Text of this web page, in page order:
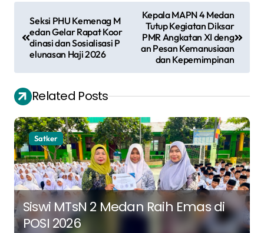
a
i
g
a
s
i
p
o
s
Seksi PHU Kemenag M
edan Gelar Rapat Koor
dinasi dan Sosialisasi P
elunasan Haji 2026
Kepala MAPN 4 Medan
Tutup Kegiatan Diksar
PMR Angkatan XI deng
an Pesan Kemanusiaan
dan Kepemimpinan
Related Posts
Satker
Siswi MTsN 2 Medan Raih Emas di
POSI 2026